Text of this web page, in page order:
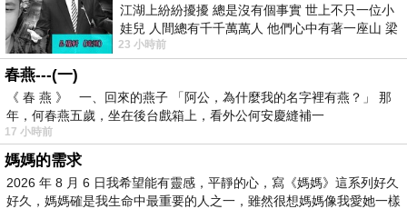
江湖上紛紛擾擾 總是沒有個事實 世上不只一位小
娃兒 人間總有千千萬萬人 他們心中有著一座山 梁
山佛山泰華衡恆嵩 一山之高
23 小時前
春燕---(一)
《 春 燕 》 一、回來的燕子 「阿公，為什麼我的名字裡有燕？」 那
年，何春燕五歲，坐在後台戲箱上，看外公何安慶縫補一
17 小時前
媽媽的需求
2026 年 8 月 6 日我希望能有靈感，平靜的心，寫《媽媽》這系列好久
好久，媽媽確是我生命中最重要的人之一，雖然很想媽媽像我愛她一樣